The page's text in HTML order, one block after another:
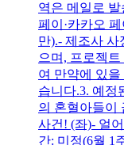
역은 메일로
페이·카카오
만).- 제조사 사
으며, 프로젝
여 만약에 있
습니다. 3. 예
의 혼혈아들이
사건! (좌)- 얼
간: 미정(6월